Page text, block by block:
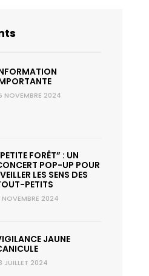
34°
NOVEMBRE 2024
FORÊT” : UN
POP-UP POUR
LES SENS DES
PETITS
NOVEMBRE 2024
JAUNE
JUILLET 2024